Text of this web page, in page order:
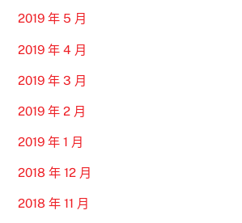
2019 年 5 月
2019 年 4 月
2019 年 3 月
2019 年 2 月
2019 年 1 月
2018 年 12 月
2018 年 11 月